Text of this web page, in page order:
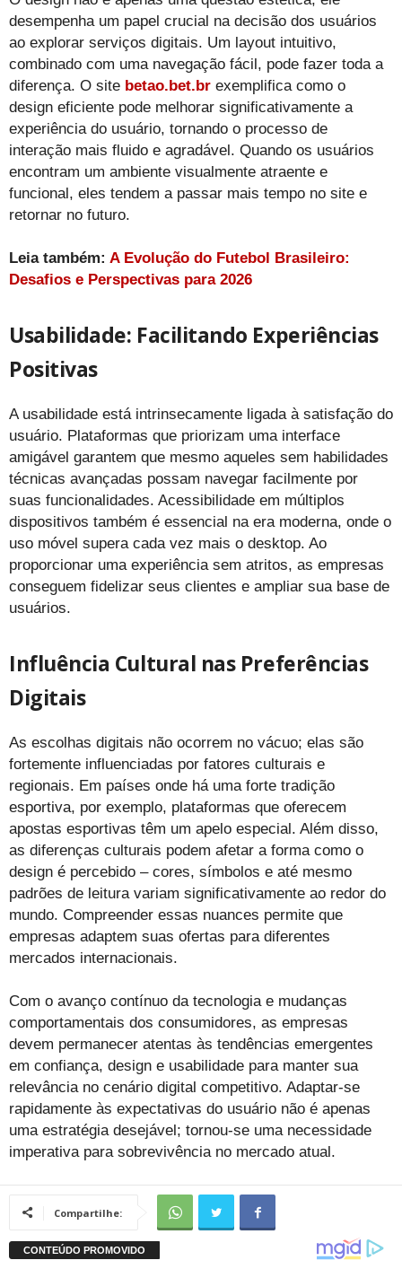
desempenha um papel crucial na decisão dos usuários
ao explorar serviços digitais. Um layout intuitivo,
combinado com uma navegação fácil, pode fazer toda a
diferença. O site betao.bet.br exemplifica como o
design eficiente pode melhorar significativamente a
experiência do usuário, tornando o processo de
interação mais fluido e agradável. Quando os usuários
encontram um ambiente visualmente atraente e
funcional, eles tendem a passar mais tempo no site e
retornar no futuro.
Leia também: A Evolução do Futebol Brasileiro:
Desafios e Perspectivas para 2026
Usabilidade: Facilitando Experiências
Positivas
A usabilidade está intrinsecamente ligada à satisfação do
usuário. Plataformas que priorizam uma interface
amigável garantem que mesmo aqueles sem habilidades
técnicas avançadas possam navegar facilmente por
suas funcionalidades. Acessibilidade em múltiplos
dispositivos também é essencial na era moderna, onde o
uso móvel supera cada vez mais o desktop. Ao
proporcionar uma experiência sem atritos, as empresas
conseguem fidelizar seus clientes e ampliar sua base de
usuários.
Influência Cultural nas Preferências
Digitais
As escolhas digitais não ocorrem no vácuo; elas são
fortemente influenciadas por fatores culturais e
regionais. Em países onde há uma forte tradição
esportiva, por exemplo, plataformas que oferecem
apostas esportivas têm um apelo especial. Além disso,
as diferenças culturais podem afetar a forma como o
design é percebido – cores, símbolos e até mesmo
padrões de leitura variam significativamente ao redor do
mundo. Compreender essas nuances permite que
empresas adaptem suas ofertas para diferentes
mercados internacionais.
Com o avanço contínuo da tecnologia e mudanças
comportamentais dos consumidores, as empresas
devem permanecer atentas às tendências emergentes
em confiança, design e usabilidade para manter sua
relevância no cenário digital competitivo. Adaptar-se
rapidamente às expectativas do usuário não é apenas
uma estratégia desejável; tornou-se uma necessidade
imperativa para sobrevivência no mercado atual.
Compartilhe: